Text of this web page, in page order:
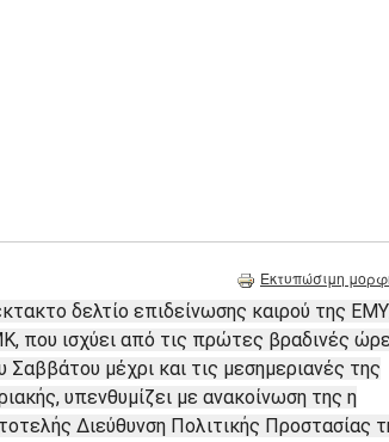
Εκτυπώσιμη
δελτίο επιδείνωσης καιρού της
που ισχύει από τις πρώτες βραδινές
Σαββάτου μέχρι και τις μεσημεριανές της
υπενθυμίζει με ανακοίνωση της η
Διεύθυνση Πολιτικής Προστασίας